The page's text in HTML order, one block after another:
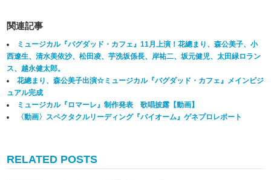
関連記事
ミュージカル『バグダッド・カフェ』11月上演！花總まり、森公美子、小
西遼生、清水美依沙、松田凌、芋洗坂係長、岸祐二、坂元健児、太田緑ロラン
ス、越永健太郎。
花總まり、森公美子出演☆ミュージカル『バグダッド・カフェ』メインビジ
ュアル完成
ミュージカル『ロマーレ』制作発表 歌唱披露【動画】
〈動画〉スペクタクルリーディング『バイオーム』ゲネプロレポート
RELATED POSTS